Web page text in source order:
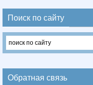
Поиск по сайту
Обратная связь